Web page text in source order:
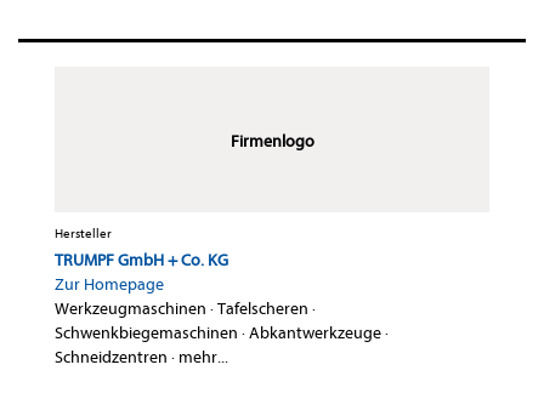
Firmenlogo
Hersteller
TRUMPF GmbH + Co. KG
Zur Homepage
Werkzeugmaschinen ·Tafelscheren ·
Schwenkbiegemaschinen ·Abkantwerkzeuge·
Schneidzentren · mehr...